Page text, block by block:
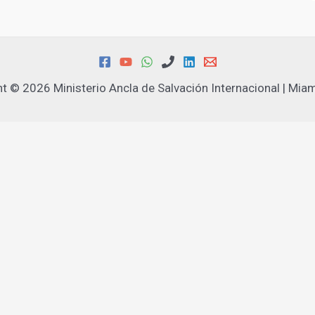
© 2026 Ministerio Ancla de Salvación Internacional |